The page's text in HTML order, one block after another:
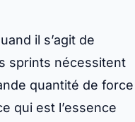
il s’agit de
sprints nécessitent
quantité de force
qui est l’essence